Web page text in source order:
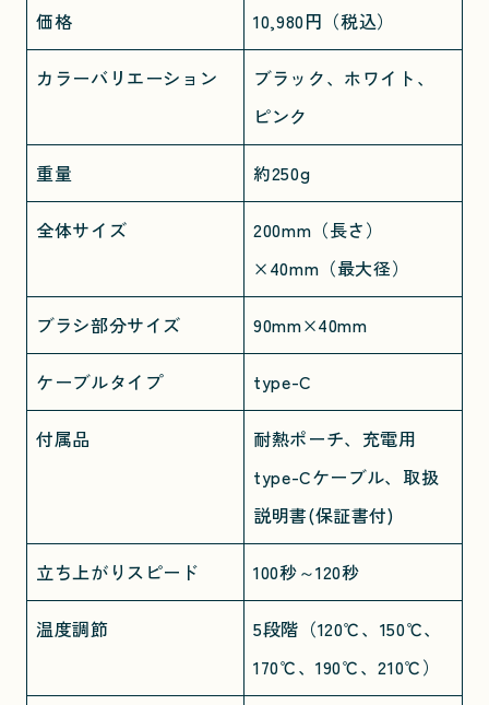
価格 10,980円（税込）
カラーバリエーション
ブラック、ホワイト、
ピンク
重量 約250g
全体サイズ
200mm（長さ）
×40mm（最大径）
ブラシ部分サイズ 90mm×40mm
ケーブルタイプ type-C
付属品
耐熱ポーチ、充電用
type-Cケーブル、取扱
説明書(保証書付)
立ち上がりスピード 100秒～120秒
温度調節
5段階（120℃、150℃、
170℃、190℃、210℃）